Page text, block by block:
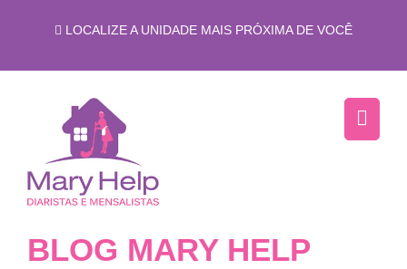
LOCALIZE A UNIDADE MAIS PRÓXIMA DE VOCÊ
BLOG MARY HELP